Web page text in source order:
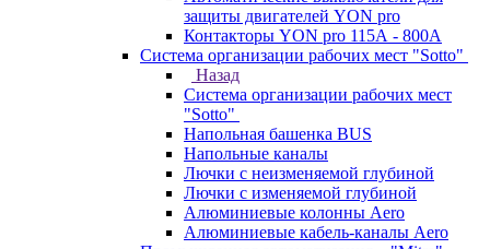
защиты двигателей YON pro
Контакторы YON pro 115А - 800А
Система организации рабочих мест "Sotto"
Назад
Система организации рабочих мест
"Sotto"
Напольная башенка BUS
Напольные каналы
Лючки с неизменяемой глубиной
Лючки с изменяемой глубиной
Алюминиевые колонны Aero
Алюминиевые кабель-каналы Aero